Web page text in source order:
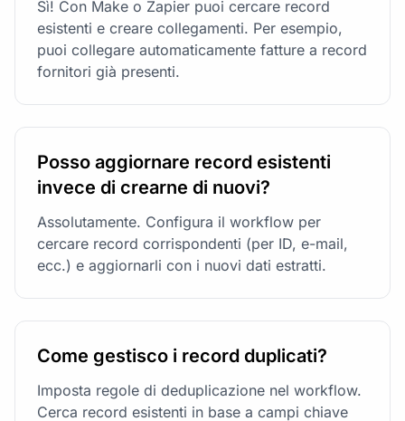
Sì! Con Make o Zapier puoi cercare record
esistenti e creare collegamenti. Per esempio,
puoi collegare automaticamente fatture a record
fornitori già presenti.
Posso aggiornare record esistenti
invece di crearne di nuovi?
Assolutamente. Configura il workflow per
cercare record corrispondenti (per ID, e-mail,
ecc.) e aggiornarli con i nuovi dati estratti.
Come gestisco i record duplicati?
Imposta regole di deduplicazione nel workflow.
Cerca record esistenti in base a campi chiave